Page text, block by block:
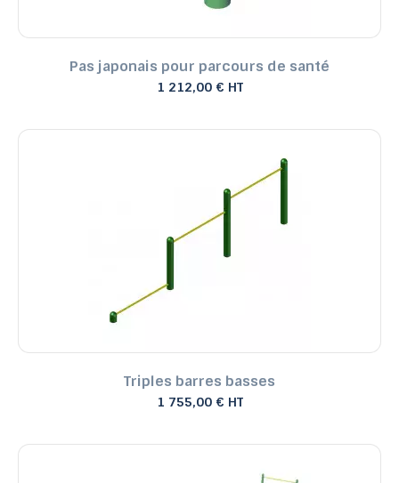
Pas japonais pour parcours de santé
1 212,00 € HT
Triples barres basses
1 755,00 € HT